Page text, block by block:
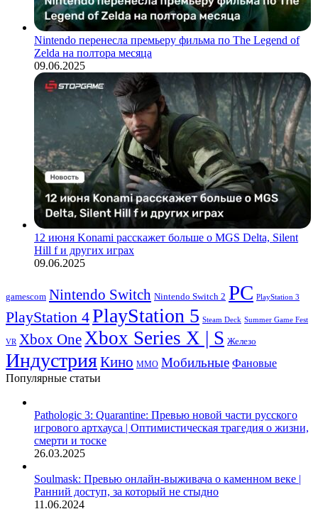
Nintendo перенесла премьеру фильма по The Legend of
Zelda на полтора месяца
09.06.2025
12 июня Konami расскажет больше о MGS Delta, Silent
Hill f и других играх
09.06.2025
gamescom Nintendo Switch Nintendo Switch 2 PC PlayStation 3
PlayStation 4PlayStation 5 Steam Deck Summer Game Fest
VR Xbox One Xbox Series X | S Железо
ИндустрияКино ММО Мобильные Фановые
Популярные статьи
Pathologic 3: Quarantine: Превью новой части русского
игрового артхауса | Оптимистическая трагедия о жизни,
смерти и тоске
26.03.2025
Soulmask: Превью онлайн-выживача о каменном веке |
Ранний доступ, за который не стыдно
11.06.2024